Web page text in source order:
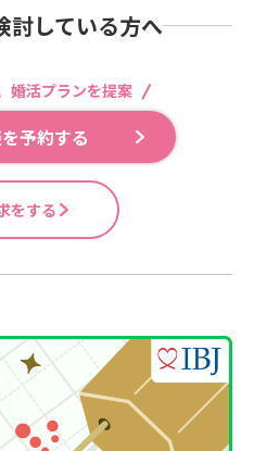
討している方へ
婚活プランを提案
予約する
をする